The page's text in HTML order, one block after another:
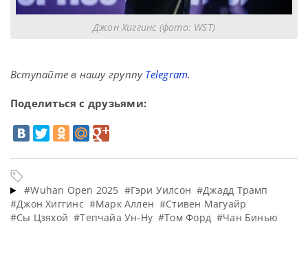
Джон Хиггинс (фото: WST)
Вступайте в нашу группу Telegram.
Поделиться с друзьями:
#Wuhan Open 2025 #Гэри Уилсон #Джадд Трамп
#Джон Хиггинс #Марк Аллен #Стивен Магуайр
#Сы Цзяхой #Тепчайа Ун-Ну #Том Форд #Чан Бинью